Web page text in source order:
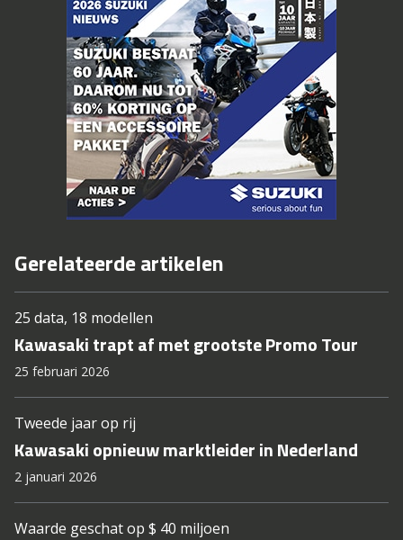
Gerelateerde artikelen
25 data, 18 modellen
Kawasaki trapt af met grootste Promo Tour
25 februari 2026
Tweede jaar op rij
Kawasaki opnieuw marktleider in Nederland
2 januari 2026
Waarde geschat op $ 40 miljoen